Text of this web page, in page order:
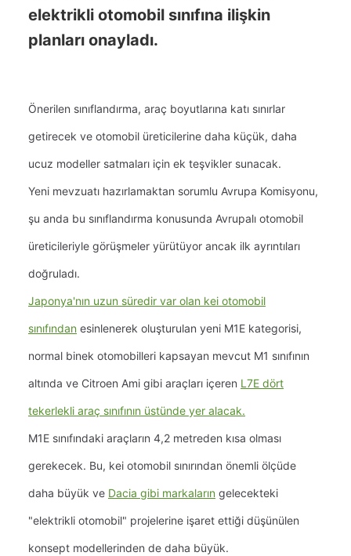
elektrikli otomobil sınıfına ilişkin
planları onayladı.
Önerilen sınıflandırma, araç boyutlarına katı sınırlar
getirecek ve otomobil üreticilerine daha küçük, daha
ucuz modeller satmaları için ek teşvikler sunacak.
Yeni mevzuatı hazırlamaktan sorumlu Avrupa Komisyonu,
şu anda bu sınıflandırma konusunda Avrupalı otomobil
üreticileriyle görüşmeler yürütüyor ancak ilk ayrıntıları
doğruladı.
Japonya'nın uzun süredir var olan kei otomobil
sınıfından esinlenerek oluşturulan yeni M1E kategorisi,
normal binek otomobilleri kapsayan mevcut M1 sınıfının
altında ve Citroen Ami gibi araçları içeren L7E dört
tekerlekli araç sınıfının üstünde yer alacak.
M1E sınıfındaki araçların 4,2 metreden kısa olması
gerekecek. Bu, kei otomobil sınırından önemli ölçüde
daha büyük ve Dacia gibi markaların gelecekteki
"elektrikli otomobil" projelerine işaret ettiği düşünülen
konsept modellerinden de daha büyük.